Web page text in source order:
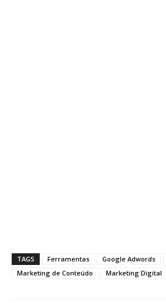
TAGS Ferramentas Google Adwords
Marketing de Conteúdo
Marketing Digital